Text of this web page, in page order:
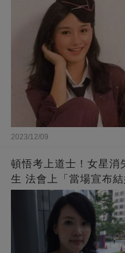
2023/12/09
頓悟考上道士！女星消
生 法會上「當場宣布